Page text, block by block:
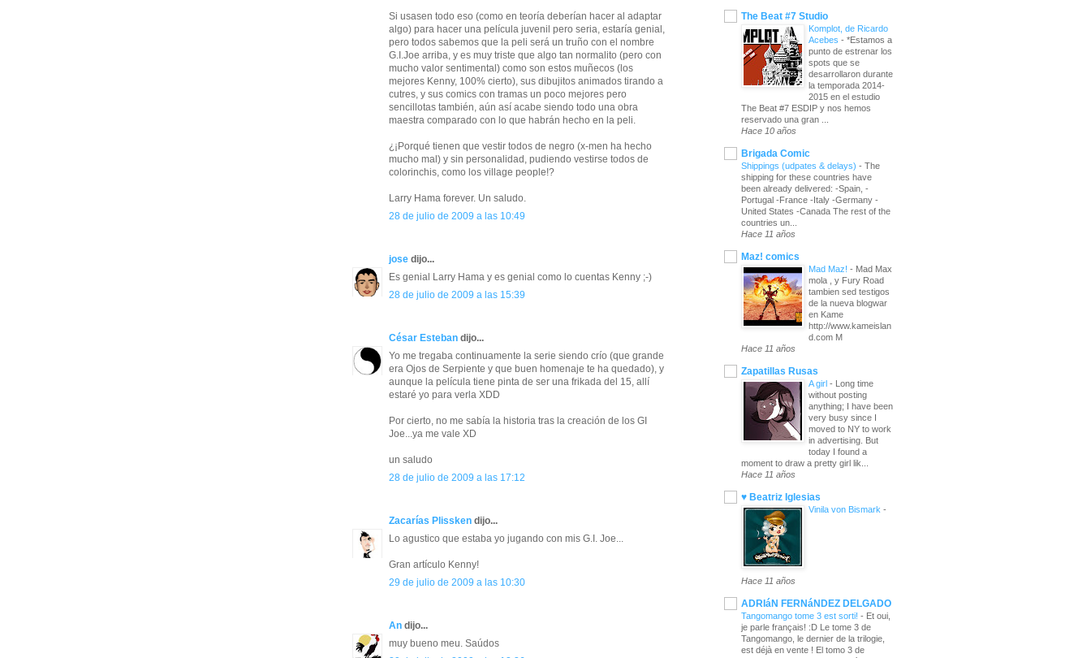
Si usasen todo eso (como en teoría deberían hacer al adaptar
algo) para hacer una película juvenil pero seria, estaría genial,
pero todos sabemos que la peli será un truño con el nombre
G.I.Joe arriba, y es muy triste que algo tan normalito (pero con
mucho valor sentimental) como son estos muñecos (los
mejores Kenny, 100% cierto), sus dibujitos animados tirando a
cutres, y sus comics con tramas un poco mejores pero
sencillotas también, aún así acabe siendo todo una obra
maestra comparado con lo que habrán hecho en la peli.
¿¡Porqué tienen que vestir todos de negro (x-men ha hecho
mucho mal) y sin personalidad, pudiendo vestirse todos de
colorinchis, como los village people!?
Larry Hama forever. Un saludo.
28 de julio de 2009 a las 10:49
jose dijo...
Es genial Larry Hama y es genial como lo cuentas Kenny ;-)
28 de julio de 2009 a las 15:39
César Esteban dijo...
Yo me tregaba continuamente la serie siendo crío (que grande
era Ojos de Serpiente y que buen homenaje te ha quedado), y
aunque la película tiene pinta de ser una frikada del 15, allí
estaré yo para verla XDD
Por cierto, no me sabía la historia tras la creación de los GI
Joe...ya me vale XD
un saludo
28 de julio de 2009 a las 17:12
Zacarías Plissken dijo...
Lo agustico que estaba yo jugando con mis G.I. Joe...
Gran artículo Kenny!
29 de julio de 2009 a las 10:30
An dijo...
muy bueno meu. Saúdos
The Beat #7 Studio
Komplot, de Ricardo
Acebes - *Estamos a
punto de estrenar los
spots que se
desarrollaron durante
la temporada 2014-
2015 en el estudio
The Beat #7 ESDIP y nos hemos
reservado una gran ...
Hace 10 años
Brigada Comic
Shippings (udpates & delays) - The
shipping for these countries have
been already delivered: -Spain, -
Portugal -France -Italy -Germany -
United States -Canada The rest of the
countries un...
Hace 11 años
Maz! comics
Mad Maz! - Mad Max
mola , y Fury Road
tambien sed testigos
de la nueva blogwar
en Kame
http://www.kameislan
d.com M
Hace 11 años
Zapatillas Rusas
A girl -
Long time
without posting
anything; I have been
very busy since I
moved to NY to work
in advertising. But
today I found a
moment to draw a pretty girl lik...
Hace 11 años
♥ Beatriz Iglesias
Vinila von Bismark -
Hace 11 años
ADRIáN FERNáNDEZ DELGADO
Tangomango tome 3 est sorti! - Et oui,
je parle français! :D Le tome 3 de
Tangomango, le dernier de la trilogie,
est déjà en vente ! El tomo 3 de